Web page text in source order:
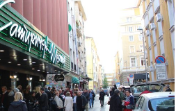
100
години
от
на
Радой
Ралин